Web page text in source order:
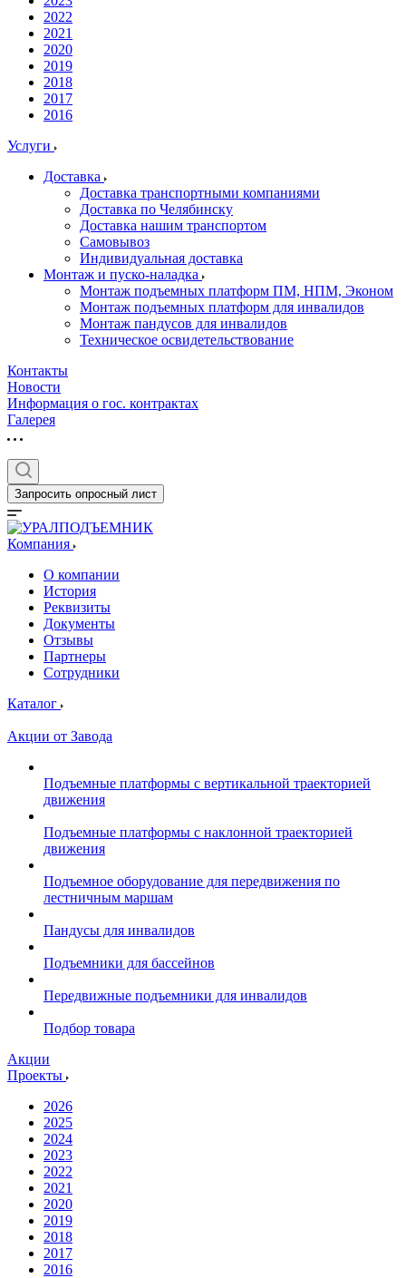
2022
2021
2020
2019
2018
2017
2016
Услуги
Доставка
Доставка транспортными компаниями
Доставка по Челябинску
Доставка нашим транспортом
Самовывоз
Индивидуальная доставка
Монтаж и пуско-наладка
Монтаж подъемных платформ ПМ, НПМ, Эконом
Монтаж подъемных платформ для инвалидов
Монтаж пандусов для инвалидов
Техническое освидетельствование
Контакты
Новости
Информация о гос. контрактах
Галерея
Запросить опросный лист
Компания
О компании
История
Реквизиты
Документы
Отзывы
Партнеры
Сотрудники
Каталог
Акции от Завода
Подъемные платформы с вертикальной траекторией
движения
Подъемные платформы с наклонной траекторией
движения
Подъемное оборудование для передвижения по
лестничным маршам
Пандусы для инвалидов
Подъемники для бассейнов
Передвижные подъемники для инвалидов
Подбор товара
Акции
Проекты
2026
2025
2024
2023
2022
2021
2020
2019
2018
2017
2016